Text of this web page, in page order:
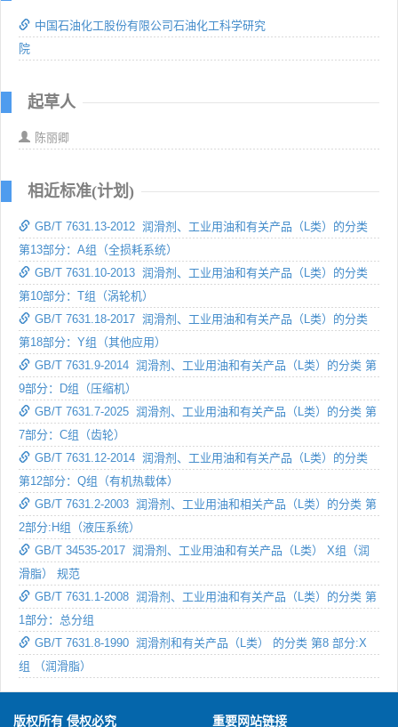
中国石油化工股份有限公司石油化工科学研究
院
起草人
陈丽卿
相近标准(计划)
GB/T 7631.13-2012 润滑剂、工业用油和有关产品（L类）的分类
第13部分：A组（全损耗系统）
GB/T 7631.10-2013 润滑剂、工业用油和有关产品（L类）的分类
第10部分：T组（涡轮机）
GB/T 7631.18-2017 润滑剂、工业用油和有关产品（L类）的分类
第18部分：Y组（其他应用）
GB/T 7631.9-2014 润滑剂、工业用油和有关产品（L类）的分类 第
9部分：D组（压缩机）
GB/T 7631.7-2025 润滑剂、工业用油和有关产品（L类）的分类 第
7部分：C组（齿轮）
GB/T 7631.12-2014 润滑剂、工业用油和有关产品（L类）的分类
第12部分：Q组（有机热载体）
GB/T 7631.2-2003 润滑剂、工业用油和相关产品（L类）的分类 第
2部分:H组（液压系统）
GB/T 34535-2017 润滑剂、工业用油和有关产品（L类） X组（润
滑脂） 规范
GB/T 7631.1-2008 润滑剂、工业用油和有关产品（L类）的分类 第
1部分：总分组
GB/T 7631.8-1990 润滑剂和有关产品（L类） 的分类 第8 部分:X
组 （润滑脂）
版权所有 侵权必究 重要网站链接